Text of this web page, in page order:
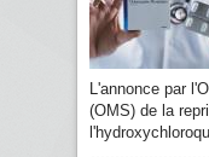
L'annonce par
(OMS) de la